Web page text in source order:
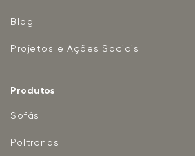
Blog
Projetos e Ações Sociais
Produtos
Sofás
Poltronas